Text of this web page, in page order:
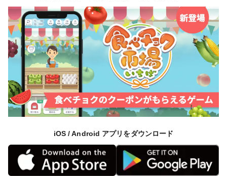
iOS / Android アプリをダウンロード